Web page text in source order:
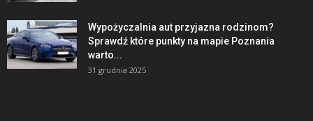
Wypożyczalnia aut przyjazna rodzinom?
Sprawdź które punkty na mapie Poznania
warto...
31 grudnia 2025